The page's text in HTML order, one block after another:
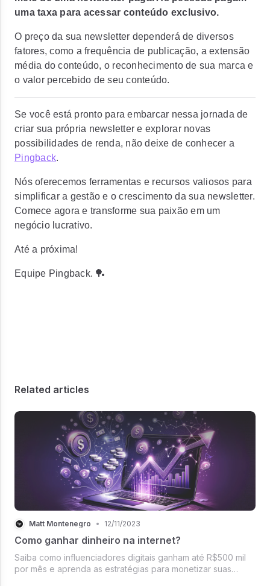
uma taxa para acessar conteúdo exclusivo.
O preço da sua newsletter dependerá de diversos
fatores, como a frequência de publicação, a extensão
média do conteúdo, o reconhecimento de sua marca e
o valor percebido de seu conteúdo.
Se você está pronto para embarcar nessa jornada de
criar sua própria newsletter e explorar novas
possibilidades de renda, não deixe de conhecer a
Pingback.
Nós oferecemos ferramentas e recursos valiosos para
simplificar a gestão e o crescimento da sua newsletter.
Comece agora e transforme sua paixão em um
negócio lucrativo.
Até a próxima!
Equipe Pingback. 🏓
Related articles
Matt Montenegro • 12/11/2023
Como ganhar dinheiro na internet?
Saiba como influenciadores digitais ganham até R$500 mil
por mês e aprenda as estratégias para monetizar suas